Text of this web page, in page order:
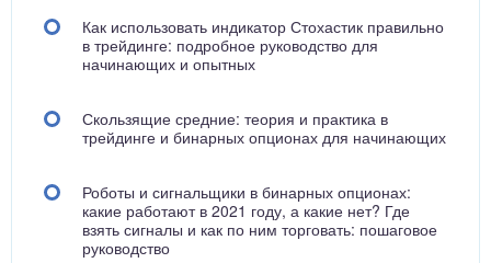
Как использовать индикатор Стохастик правильно
в трейдинге: подробное руководство для
начинающих и опытных
Скользящие средние: теория и практика в
трейдинге и бинарных опционах для начинающих
Роботы и сигнальщики в бинарных опционах:
какие работают в 2021 году, а какие нет? Где
взять сигналы и как по ним торговать: пошаговое
руководство